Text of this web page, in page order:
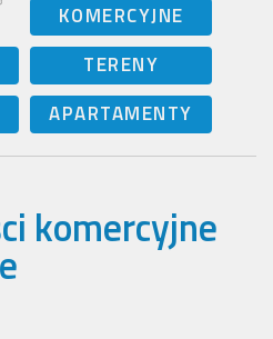
KOMERCYJNE
TERENY
APARTAMENTY
komercyjne